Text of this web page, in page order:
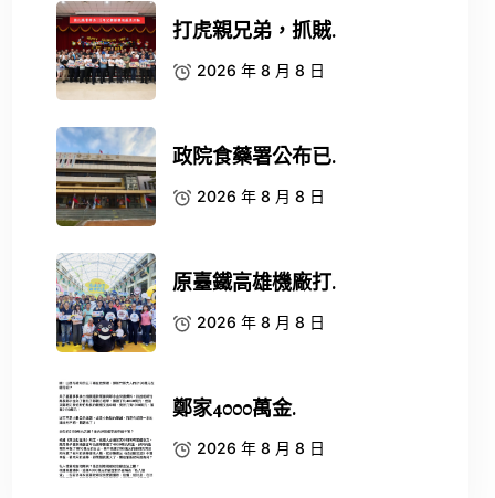
打虎親兄弟，抓賊.
2026 年 8 月 8 日
政院食藥署公布已.
2026 年 8 月 8 日
原臺鐵高雄機廠打.
2026 年 8 月 8 日
鄭家4000萬金.
2026 年 8 月 8 日